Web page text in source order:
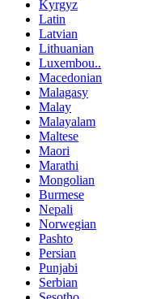
Kyrgyz
Latin
Latvian
Lithuanian
Luxembou..
Macedonian
Malagasy
Malay
Malayalam
Maltese
Maori
Marathi
Mongolian
Burmese
Nepali
Norwegian
Pashto
Persian
Punjabi
Serbian